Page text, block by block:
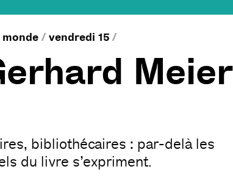
/ vendredi 15 /
Meier
bibliothécaires : par-delà les
du livre s’expriment.